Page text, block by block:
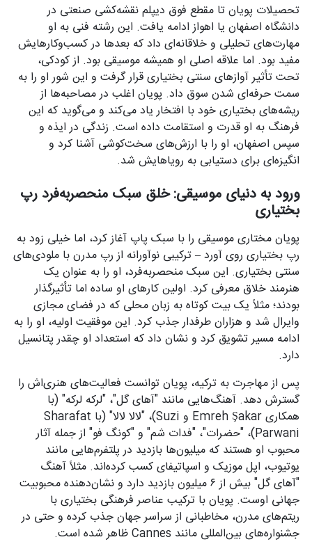
تحصیلات پویان تا مقطع فوق دیپلم نقشه‌کشی صنعتی در
دانشگاه اصفهان یا اهواز ادامه یافت. این رشته فنی به او
مهارت‌های تحلیلی و خلاقانه‌ای داد که بعدها در کسب‌وکارهایش
مفید بود. اما علاقه اصلی او همیشه موسیقی بود. از کودکی،
تحت تأثیر آوازهای سنتی بختیاری قرار گرفت و این شور او را به
سمت حرفه‌ای شدن سوق داد. پویان اغلب در مصاحبه‌ها از
ریشه‌های بختیاری خود با افتخار یاد می‌کند و می‌گوید که این
فرهنگ به او قدرت و استقامت داده است. زندگی در ایذه و
سپس اصفهان، او را با ارزش‌های سخت‌کوشی آشنا کرد و
انگیزه‌ای برای دستیابی به رویاهایش شد.
ورود به دنیای موسیقی: خلق سبک منحصربه‌فرد رپ
بختیاری
پویان مختاری موسیقی را با سبک پاپ آغاز کرد، اما خیلی زود به
رپ بختیاری روی آورد – ترکیبی نوآورانه از رپ مدرن با ملودی‌های
سنتی بختیاری. این سبک منحصربه‌فرد، او را به عنوان یک
هنرمند خلاق معرفی کرد. اولین کارهای او ساده اما تأثیرگذار
بودند؛ مثلاً یک بیت کوتاه به زبان محلی که در فضای مجازی
وایرال شد و هزاران طرفدار جذب کرد. این موفقیت اولیه، او را به
ادامه مسیر تشویق کرد و نشان داد که استعداد او چقدر پتانسیل
دارد.
پس از مهاجرت به ترکیه، پویان توانست فعالیت‌های هنری‌اش را
گسترش دهد. آهنگ‌هایی مانند "آهای گل"، "لرکه لرکه" (با
همکاری Emreh Şakar و Suzi)، "لالا لالا" (با Sharafat
Parwani)، "حضرات"، "فدات شم" و "کونگ فو" از جمله آثار
محبوب او هستند که میلیون‌ها بازدید در پلتفرم‌هایی مانند
یوتیوب، اپل موزیک و اسپاتیفای کسب کرده‌اند. مثلاً آهنگ
"آهای گل" بیش از ۶ میلیون بازدید دارد و نشان‌دهنده محبوبیت
جهانی اوست. پویان با ترکیب عناصر فرهنگی بختیاری با
ریتم‌های مدرن، مخاطبانی از سراسر جهان جذب کرده و حتی در
جشنواره‌های بین‌المللی مانند Cannes ظاهر شده است.